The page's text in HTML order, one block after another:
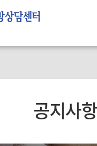
공지사